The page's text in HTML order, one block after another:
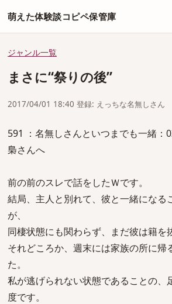
萌えた体験談コピペ保管庫
ジャンル一覧
まさに“祭りの後”
2017/04/01 18:40 登録: えっちな名無しさん
591 ：名無しさんといつまでも一緒：
梟さんへ
前の前のスレで話をしたＷです。
結局、主人と別れて、彼と一緒になる
が、
同棲状態にも関わらず、まだ彼は籍を
それどころか、週末には家族の所に帰
た。
私が逃げられない状態であることの、
度です。